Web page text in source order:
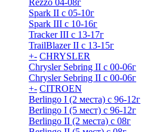
Rezzo 04-08г
Spark II с 05-10г
Spark III с 10-16г
Tracker III с 13-17г
TrailBlazer II с 13-15г
+- CHRYSLER
Chrysler Sebring II с 00-06г
Chrysler Sebring II с 00-06г
+- CITROEN
Berlingo I (2 места) с 96-12г
Berlingo I (5 мест) с 96-12г
Berlingo II (2 места) с 08г